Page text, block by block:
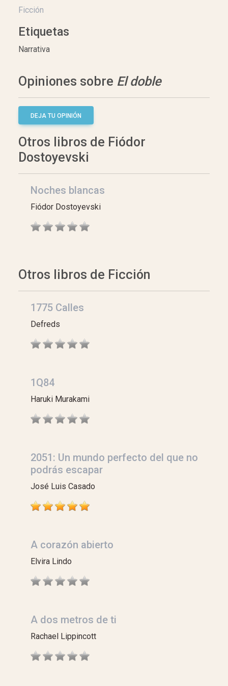
Ficción
Etiquetas
Narrativa
Opiniones sobre El doble
DEJA TU OPINIÓN
Otros libros de Fiódor
Dostoyevski
Noches blancas
Fiódor Dostoyevski
Otros libros de Ficción
1775 Calles
Defreds
1Q84
Haruki Murakami
2051: Un mundo perfecto del que no
podrás escapar
José Luis Casado
A corazón abierto
Elvira Lindo
A dos metros de ti
Rachael Lippincott